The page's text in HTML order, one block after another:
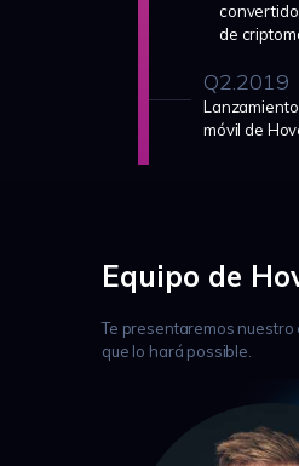
de
Q2.2019
móvil de
Equipo de
Te presentaremos nuestro
que lo hará possible.